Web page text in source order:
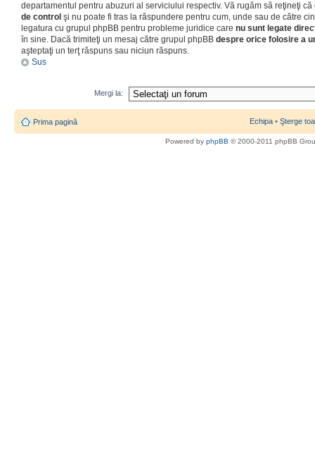
departamentul pentru abuzuri al serviciului respectiv. Vă rugăm să reţineţi
de control şi nu poate fi tras la răspundere pentru cum, unde sau de către
legatura cu grupul phpBB pentru probleme juridice care nu sunt legate
în sine. Dacă trimiteţi un mesaj către grupul phpBB despre orice folosire a
aşteptaţi un terţ răspuns sau niciun răspuns.
Sus
Mergi la:
Prima pagină Echipa • Şterge
Powered by phpBB © 2000-2011 phpBB